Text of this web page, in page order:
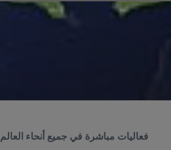
فعاليات مباشرة في جميع أنحاء العالم